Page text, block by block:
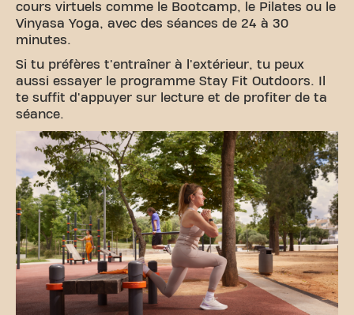
cours virtuels comme le Bootcamp, le Pilates ou le
Vinyasa Yoga, avec des séances de 24 à 30
minutes.
Si tu préfères t'entraîner à l'extérieur, tu peux
aussi essayer le programme Stay Fit Outdoors. Il
te suffit d'appuyer sur lecture et de profiter de ta
séance.